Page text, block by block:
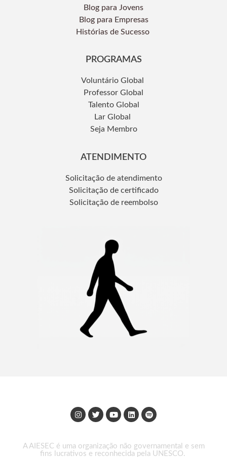
Blog para Jovens
Blog para Empresas
Histórias de Sucesso
PROGRAMAS
Voluntário Global
Professor Global
Talento Global
Lar Global
Seja Membro
ATENDIMENTO
Solicitação de atendimento
Solicitação de certificado
Solicitação de reembolso
A AIESEC é uma organização não governamental e sem
fins lucrativos e reconhecida pela UNESCO.